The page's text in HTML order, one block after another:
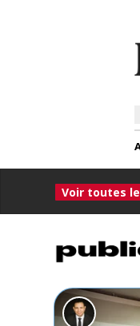
Voir toutes